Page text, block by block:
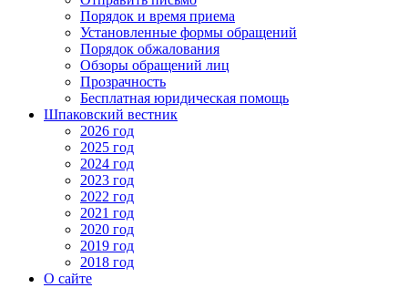
Порядок и время приема
Установленные формы обращений
Порядок обжалования
Обзоры обращений лиц
Прозрачность
Бесплатная юридическая помощь
Шпаковский вестник
2026 год
2025 год
2024 год
2023 год
2022 год
2021 год
2020 год
2019 год
2018 год
О сайте